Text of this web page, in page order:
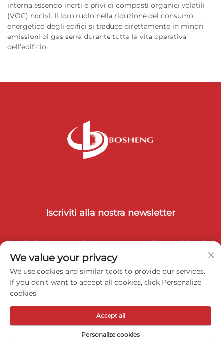
interna essendo inerti e privi di composti organici volatili
(VOC) nocivi. Il loro ruolo nella riduzione del consumo
energetico degli edifici si traduce direttamente in minori
emissioni di gas serra durante tutta la vita operativa
dell'edificio.
Iscriviti alla nostra newsletter
Iscriviti alla nostra newsletter per ricevere le ultime notizie del
settore, aggiornamenti e approfondimenti dal nostro team.
Copyright © 2025 Weihai Bosheng Advanced Materials Co., Ltd.
Tutti i diritti riservati - Informativa sulla Privacy
We value your privacy
We use cookies and similar tools to provide our services.
If you don't want to accept all cookies, click Personalize
cookies.
Personalize cookies
Accept all